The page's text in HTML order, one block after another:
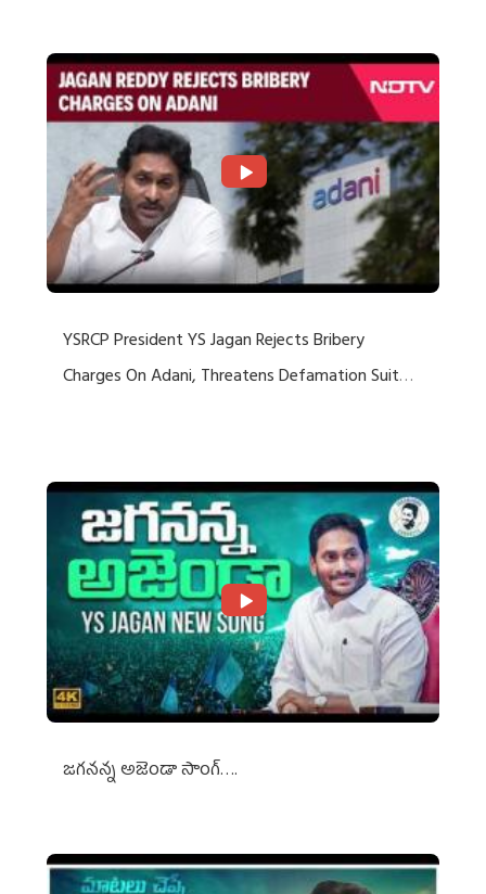
YSRCP President YS Jagan Rejects Bribery
Charges On Adani, Threatens Defamation Suit
జగనన్న అజెండా సాంగ్….